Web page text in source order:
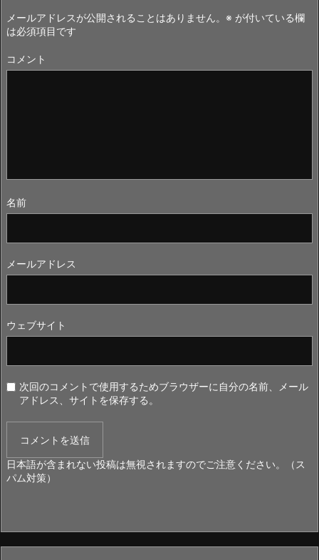
メールアドレスが公開されることはありません。 ※ が付いている欄
は必須項目です
コメント
名前
メールアドレス
ウェブサイト
次回のコメントで使用するためブラウザーに自分の名前、メール
アドレス、サイトを保存する。
日本語が含まれない投稿は無視されますのでご注意ください。（ス
パム対策）